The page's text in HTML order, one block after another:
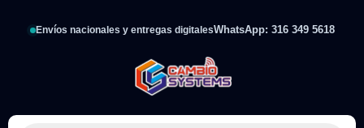
Envíos nacionales y entregas digitalesWhatsApp: 316 349 5618